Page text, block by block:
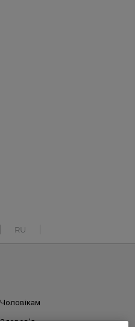
RU
Чоловікам
Здоров'я